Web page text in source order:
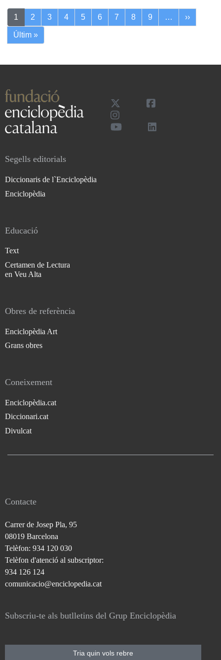
Pagination
1 2 3 4 5 6 7 8 9 … ››Next
Últim »Last page
Segells editorials
Diccionaris de l`Enciclopèdia
Enciclopèdia
Educació
Text
Certamen de Lectura
en Veu Alta
Obres de referència
Enciclopèdia Art
Grans obres
Coneixement
Enciclopèdia.cat
Diccionari.cat
Divulcat
Contacte
Carrer de Josep Pla, 95
08019 Barcelona
Telèfon: 934 120 030
Telèfon d'atenció al subscriptor:
934 126 124
comunicacio@enciclopedia.cat
Subscriu-te als butlletins del Grup Enciclopèdia
Tria quin vols rebre